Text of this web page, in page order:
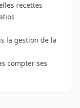
recettes
la gestion de la
compter ses